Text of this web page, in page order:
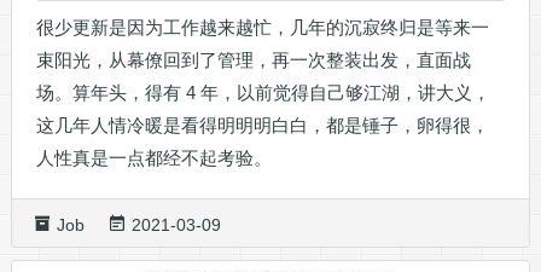
很少更新是因为工作越来越忙，几年的沉寂终归是等来一
束阳光，从幕僚回到了管理，再一次整装出发，直面战
场。算年头，得有 4 年，以前觉得自己够江湖，讲大义，
这几年人情冷暖是看得明明明白白，都是锤子，卵得很，
人性真是一点都经不起考验。
Job 2021-03-09